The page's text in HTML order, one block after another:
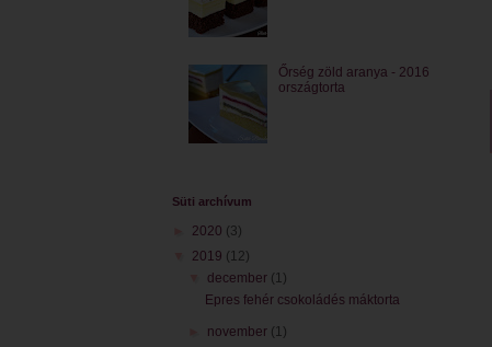
Őrség zöld aranya - 2016
országtorta
Süti archívum
2020 (3)
2019 (12)
december (1)
Epres fehér csokoládés máktorta
november (1)